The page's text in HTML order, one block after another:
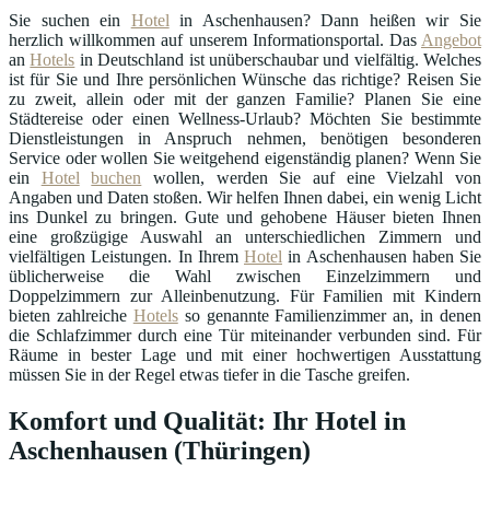
Sie suchen ein Hotel in Aschenhausen? Dann heißen wir Sie
herzlich willkommen auf unserem Informationsportal. Das Angebot
anHotels in Deutschland ist unüberschaubar und vielfältig. Welches
ist für Sie und Ihre persönlichen Wünsche das richtige? Reisen Sie
zu zweit, allein oder mit der ganzen Familie? Planen Sie eine
Städtereise oder einen Wellness-Urlaub? Möchten Sie bestimmte
Dienstleistungen in Anspruch nehmen, benötigen besonderen
Service oder wollen Sie weitgehend eigenständig planen? Wenn Sie
ein Hotel buchen wollen, werden Sie auf eine Vielzahl von
Angaben und Daten stoßen. Wir helfen Ihnen dabei, ein wenig Licht
ins Dunkel zu bringen. Gute und gehobene Häuser bieten Ihnen
eine großzügige Auswahl an unterschiedlichen Zimmern und
vielfältigen Leistungen. In Ihrem Hotel in Aschenhausen haben Sie
üblicherweise die Wahl zwischen Einzelzimmern und
Doppelzimmern zur Alleinbenutzung. Für Familien mit Kindern
bieten zahlreiche Hotelsso genannte Familienzimmer an, in denen
die Schlafzimmer durch eine Tür miteinander verbunden sind. Für
Räume in bester Lage und mit einer hochwertigen Ausstattung
müssen Sie in der Regel etwas tiefer in die Tasche greifen.
Komfort und Qualität: Ihr Hotel in
Aschenhausen (Thüringen)